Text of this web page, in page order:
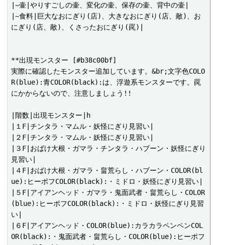
|~壷|やりすごしの壷、変化の壷、保存の壷、背中の壷|
|~食料|巨大なおにぎり(店)、大きなおにぎり(店、敵)、お
にぎり(店、敵)、くさったおにぎり(罠)|
**出現モンスター [#b38c00bf]
実際に確認したモンスター追加しています。&br;文字色COLO
R(blue):青COLOR(black):は、浮遊系モンスターです。罠
にかからないので、注意しましょう!!
|階数|出現モンスター|h
|１F|チンタラ・マムル・妖怪にぎり見習い|
|２F|チンタラ・マムル・妖怪にぎり見習い|
|３F|おばけ大根・ガマラ・チンタラ・ハブーン・妖怪にぎり
見習い|
|４F|おばけ大根・ガマラ・畠荒らし・ハブーン・COLOR(bl
ue):ヒーポフCOLOR(black):・ミドロ・妖怪にぎり見習い|
|５F|アイアンヘッド・ガマラ・鬼面武者・畠荒らし・COLOR
(blue):ヒーポフCOLOR(black):・ミドロ・妖怪にぎり見習
い|
|６F|アイアンヘッド・COLOR(blue):カラカラペンペンCOL
OR(black):・鬼面武者・畠荒らし・COLOR(blue):ヒーポフ